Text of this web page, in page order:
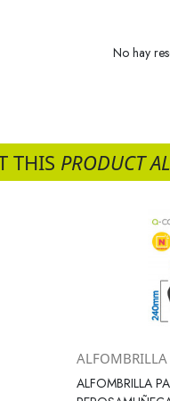
No hay
THIS PRODUCT
ALFOMBRILLA
ALFOMBRILLA